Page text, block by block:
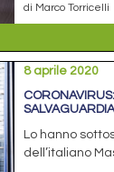
di Marco Torricelli
8 aprile 2020
Lo hanno
dell’italiano